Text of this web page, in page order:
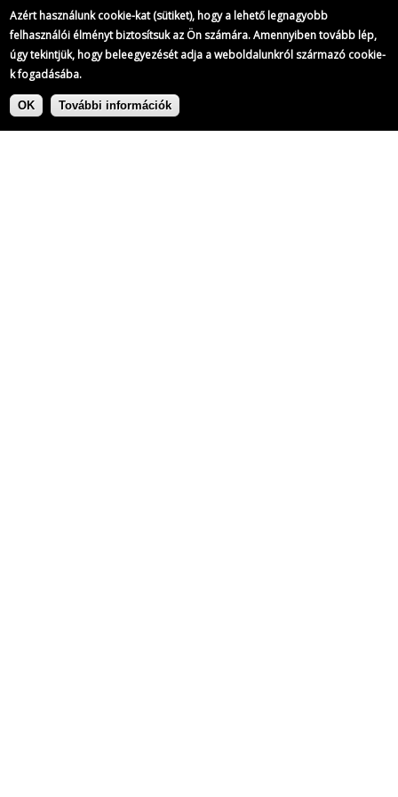
Azért használunk cookie-kat (sütiket), hogy a lehető legnagyobb
felhasználói élményt biztosítsuk az Ön számára. Amennyiben tovább lép,
úgy tekintjük, hogy beleegyezését adja a weboldalunkról származó cookie-
k fogadásába.
OK További információk
Ugrás
Címke: